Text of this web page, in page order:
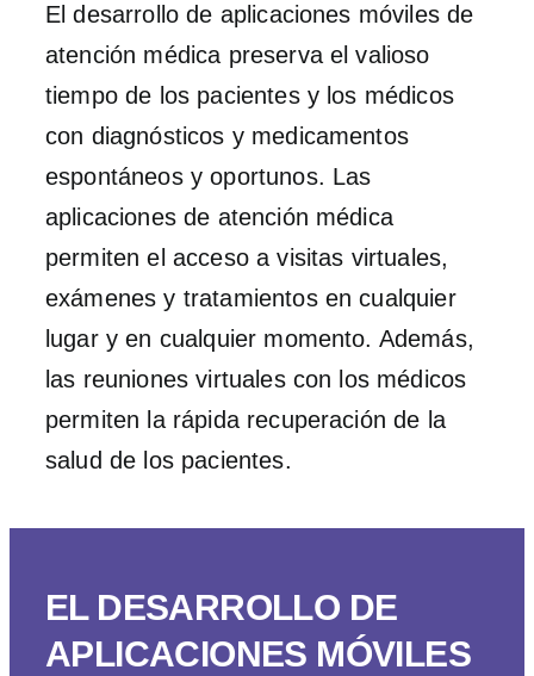
El desarrollo de aplicaciones móviles de
atención médica preserva el valioso
tiempo de los pacientes y los médicos
con diagnósticos y medicamentos
espontáneos y oportunos. Las
aplicaciones de atención médica
permiten el acceso a visitas virtuales,
exámenes y tratamientos en cualquier
lugar y en cualquier momento. Además,
las reuniones virtuales con los médicos
permiten la rápida recuperación de la
salud de los pacientes.
EL DESARROLLO DE
APLICACIONES MÓVILES